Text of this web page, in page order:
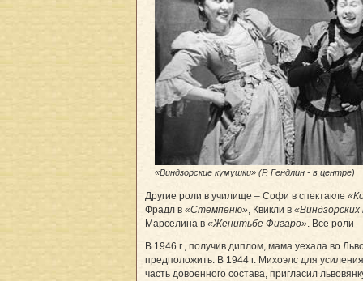
«Виндзорские кумушки» (Р. Гендлин - в центре)
Другие роли в училище – Софи в спектакле
Фрадл в «Стемпеню», Квикли в «Виндзорских
Марселина в «Женитьбе Фигаро». Все роли
В 1946 г., получив диплом, мама уехала во
предположить. В 1944 г. Михоэлс для
часть довоенного состава, пригласил